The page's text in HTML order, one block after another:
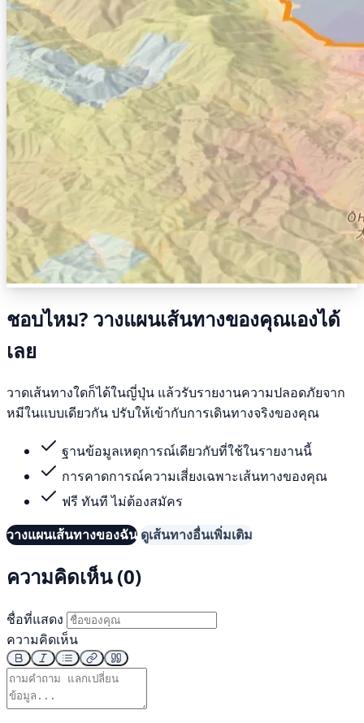
ชอบไหม? วางแผนเส้นทางของคุณเองได้
เลย
วาดเส้นทางใดก็ได้ในญี่ปุ่น แล้วรับรายงานความปลอดภัยจาก
หมีในแบบเดียวกัน ปรับให้เข้ากับการเดินทางจริงของคุณ
ฐานข้อมูลเหตุการณ์เดียวกับที่ใช้ในรายงานนี้
การคาดการณ์ความเสี่ยงเฉพาะเส้นทางของคุณ
ฟรี ทันที ไม่ต้องสมัคร
วางแผนเส้นทางของฉัน ดูเส้นทางอื่นเพิ่มเติม
ความคิดเห็น (0)
ชื่อที่แสดง
ความคิดเห็น